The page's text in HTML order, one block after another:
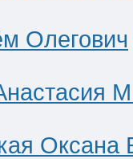
Олегович
Оксана